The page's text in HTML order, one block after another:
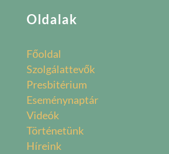
Oldalak
Főoldal
Szolgálattevők
Presbitérium
Eseménynaptár
Videók
Történetünk
Híreink